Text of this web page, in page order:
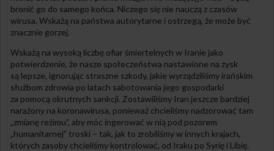
bronić go do samego końca. Niczego się nie nauczą z czasów
wirusa. Wskażą na państwa autorytarne i ostrzegą, że może być
znacznie gorzej.
Wskażą na wysoką liczbę ofiar śmiertelnych w Iranie jako
potwierdzenie, że nasze społeczeństwa nastawione na zysk
są lepsze, ignorując straszne szkody, jakie wyrządziliśmy irańskim
służbom zdrowia po latach sabotowania jego gospodarki
za pomocą okrutnych sankcji. Zostawiliśmy Iran jeszcze bardziej
narażony na koronawirusa, ponieważ chcieliśmy nadzorować tam
„zmianę reżimu”, aby móc ingerować w nią pod pozorem
„humanitarnej” troski – tak, jak to zrobiliśmy w innych krajach,
których zasoby chcieliśmy kontrolować, od Iraku po Syrię i Libię.